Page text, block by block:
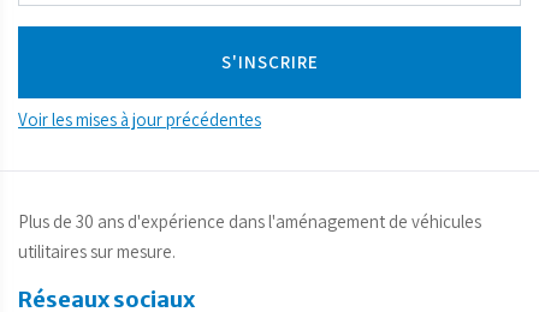
Voir les mises à jour précédentes
Plus de 30 ans d'expérience dans l'aménagement de véhicules
utilitaires sur mesure.
Réseaux sociaux